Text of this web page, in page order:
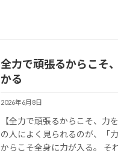
全力で頑張るからこそ
かる
2026年6月8日
【全力で頑張るからこそ、力
の人によく見られるのが、「
からこそ全身に力が入る。 そ